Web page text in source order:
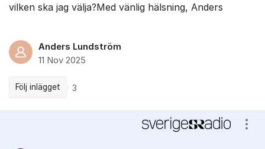
vilken ska jag välja?Med vänlig hälsning, Anders
Anders Lundström
11 Nov 2025
Följ inlägget 3